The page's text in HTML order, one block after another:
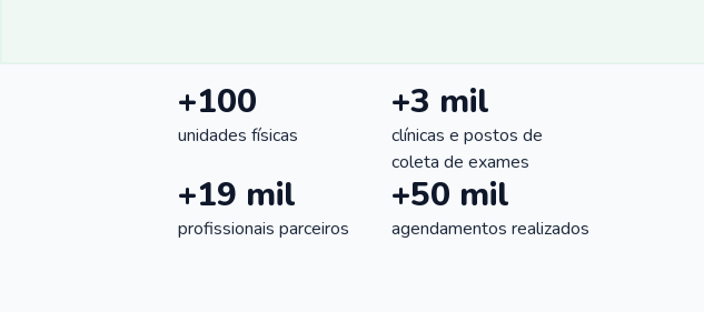
+100
unidades físicas
+3 mil
clínicas e postos de
coleta de exames
+19 mil
profissionais parceiros
+50 mil
agendamentos realizados